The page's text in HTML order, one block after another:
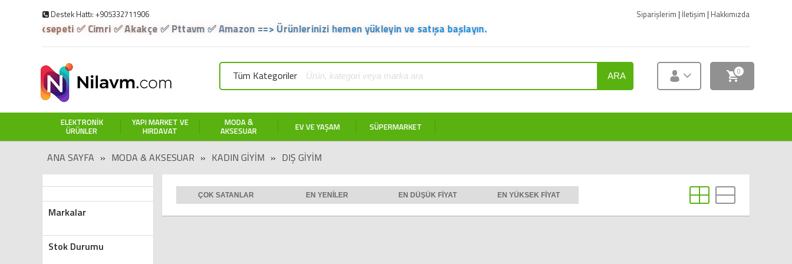
Destek Hattı: +905332711906 Siparişlerim | İletişim | Hakkımızda
✅ Cimri ✅ Akakçe ✅ Pttavm ✅ Amazon ==> Ürünlerinizi hemen yükleyin ve satışa başlayın.
Tüm Kategoriler ARA 0
ELEKTRONIK
ÜRÜNLER
YAPI MARKET VE
HIRDAVAT
MODA &
AKSESUAR EV VE YAŞAM SÜPERMARKET
ANA SAYFA » MODA & AKSESUAR » KADIN GIYIM » DIŞ GIYIM
Markalar
Stok Durumu
ÇOK SATANLAR EN YENILER EN DÜŞÜK FIYAT EN YÜKSEK FIYAT